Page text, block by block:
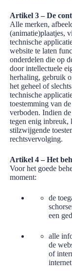
Artikel 3 – De
Alle merken,
(animatie)plaatjes,
technische
website te laten
onderdelen die op
door intellectuele
herhaling, gebruik
het geheel of
technische
toestemming van
verboden. Indien
tegen enig inbreuk,
stilzwijgende
rechtsvervolging.
Artikel 4 – Het
Voor het goede
moment:
de
een
alle
de
of